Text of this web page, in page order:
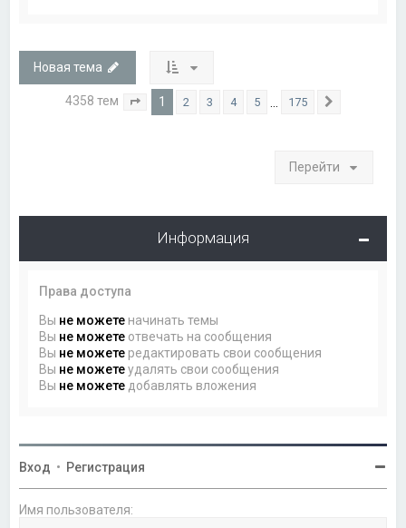
Новая тема
4358 тем Страница из 175
1 2 3 4 5 175
Перейти
Информация
Права доступа
Вы не можете начинать темы
Вы не можете отвечать на сообщения
Вы не можете редактировать свои сообщения
Вы не можетеудалять свои сообщения
Вы не можете добавлять вложения
Вход • Регистрация
Имя пользователя: